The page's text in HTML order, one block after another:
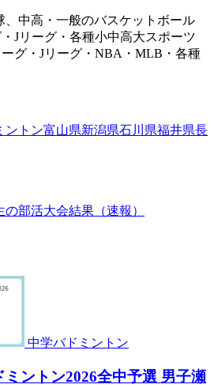
、中高・一般のバスケットボール
Jリーグ・各種小中高大スポーツ
グ・Jリーグ・NBA・MLB・各種
ントン富山県新潟県石川県福井県長
部活大会結果（速報）
中学バドミントン
ントン2026全中予選 男子瀬